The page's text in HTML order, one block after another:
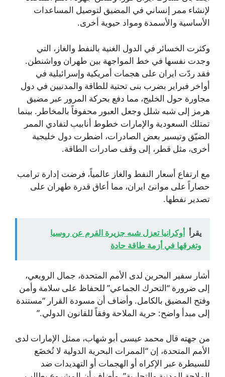
لإنشاء ممر إنساني في المضيق لتوصيل المساعدات
الأساسية والأسمدة ومواد حيوية أخرى.
وكثرت الخسائر في الدول الغنية بالنفط والغاز، التي
وجدت نفسها في خط المواجهة بين طهران وواشنطن.
فقد ردّت ايران على هجمات أمريكية وإسرائيلية في
أواخر فبراير بضرب بنى تحتية للطاقة والمدنيين في دول
مجاورة حول الخليج، مما دفع بحركة المرور عبر مضيق
هرمز إلى شبه شلل وجعل العبور محفوفاً بالمخاطر. بينما
تمتلك السعودية والإمارات خطوط أنابيب لتفادي الممر
الضيّق وتيسير بعض الصادرات، اضطرت دول خليجية
أخرى، مثل قطر، إلى وقف صادرات الطاقة.
مع ارتفاع أسعار النفط والغاز عالمياً، فرضت إدارة ترامب
حصاراً على موانئ ايران، مما أعاق قدرة طهران على
تصدير نفطها.
يقرأ أوكرانيا تعزل شبه جزيرة القرم عن روسيا
وتغرقها في أزمة طاقة حادة
أشار سفير البحرين لدى الأمم المتحدة، جمال الرويعي،
إلى ضرورة “التحرك الجماعي” للحفاظ على سلامة وأمن
وفتح المضيق بالكامل. وأضاف أن مسودة القرار “مستندة
إلى مبدأ واضح: حرية الملاحة وفقاً للقانون الدولي.”
من جهته قال محمد عيسى أبو شهاب، ممثل الإمارات لدى
الأمم المتحدة، إن “الممرات البحرية الدولية لا تُخضَع
للسيطرة عبر الإكراه أو الهجمات أو التهديدات ضد